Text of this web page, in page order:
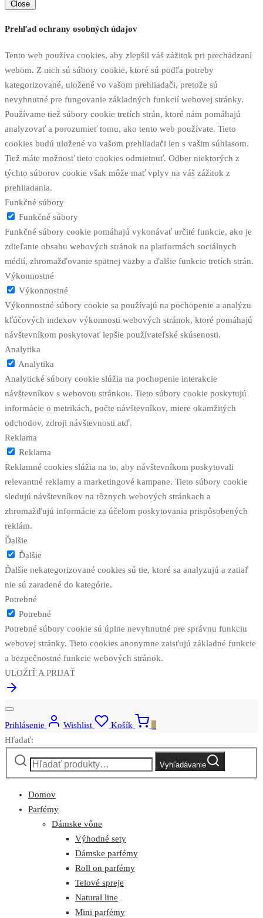
Close
Prehľad ochrany osobných údajov
Tento web používa cookies, aby zlepšil váš zážitok pri prechádzaní
webom. Z nich sú súbory cookie, ktoré sú podľa potreby
kategorizované, uložené vo vašom prehliadači, pretože sú
nevyhnutné pre fungovanie základných funkcií webovej stránky.
Používame tiež súbory cookie tretích strán, ktoré nám pomáhajú
analyzovať a porozumieť tomu, ako tento web používate. Tieto
cookies budú uložené vo vašom prehliadači len s vašim súhlasom.
Tiež máte možnosť tieto cookies odmietnuť. Odber niektorých z
týchto súborov cookie však môže mať vplyv na váš zážitok z
prehliadania.
Funkčné súbory
Funkčné súbory
Funkčné súbory cookie pomáhajú vykonávať určité funkcie, ako je
zdieľanie obsahu webových stránok na platformách sociálnych
médií, zhromažďovanie spätnej väzby a ďalšie funkcie tretích strán.
Výkonnostné
Výkonnostné
Výkonnostné súbory cookie sa používajú na pochopenie a analýzu
kľúčových indexov výkonnosti webových stránok, ktoré pomáhajú
návštevníkom poskytovať lepšie používateľské skúsenosti.
Analytika
Analytika
Analytické súbory cookie slúžia na pochopenie interakcie
návštevníkov s webovou stránkou. Tieto súbory cookie poskytujú
informácie o metrikách, počte návštevníkov, miere okamžitých
odchodov, zdroji návštevnosti atď.
Reklama
Reklama
Reklamné cookies slúžia na to, aby návštevníkom poskytovali
relevantné reklamy a marketingové kampane. Tieto súbory cookie
sledujú návštevníkov na rôznych webových stránkach a
zhromažďujú informácie za účelom poskytovania prispôsobených
reklám.
Ďalšie
Ďalšie
Ďalšie nekategorizované cookies sú tie, ktoré sa analyzujú a zatiaľ
nie sú zaradené do kategórie.
Potrebné
Potrebné
Potrebné súbory cookie sú úplne nevyhnutné pre správnu funkciu
webovej stránky. Tieto cookies anonymne zaisťujú základné funkcie
a bezpečnostné funkcie webových stránok.
ULOŽIŤ A PRIJAŤ
Prihlásenie Wishlist Košík
Hľadať:
Vyhľadávanie
Domov
Parfémy
Dámske vône
Výhodné sety
Dámske parfémy
Roll on parfémy
Telové spreje
Natural line
Mini parfémy